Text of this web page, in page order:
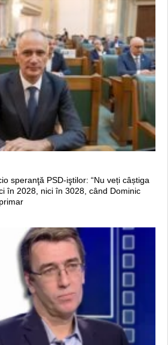
speranţă PSD-iştilor: “Nu veți câștiga
în 2028, nici în 3028, când Dominic